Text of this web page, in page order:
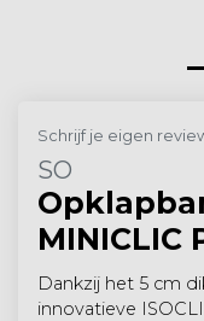
Schrijf je eigen
SO
MINICLIC
Dankzij het 5 cm
innovatieve